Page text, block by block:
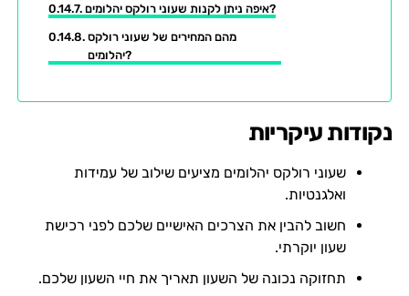
איפה ניתן לקנות שעוני רולקס יהלומים?
מהם המחירים של שעוני רולקס
יהלומים?
נקודות עיקריות
שעוני רולקס יהלומים מציעים שילוב של עמידות
ואלגנטיות.
חשוב להבין את הצרכים האישיים שלכם לפני רכישת
שעון יוקרתי.
תחזוקה נכונה של השעון תאריך את חיי השעון שלכם.